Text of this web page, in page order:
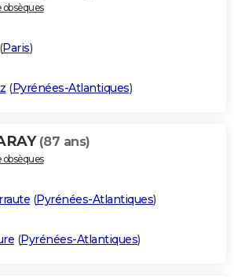
(Paris)
(Pyrénées-Atlantiques)
(87 ans)
(Pyrénées-Atlantiques)
(Pyrénées-Atlantiques)